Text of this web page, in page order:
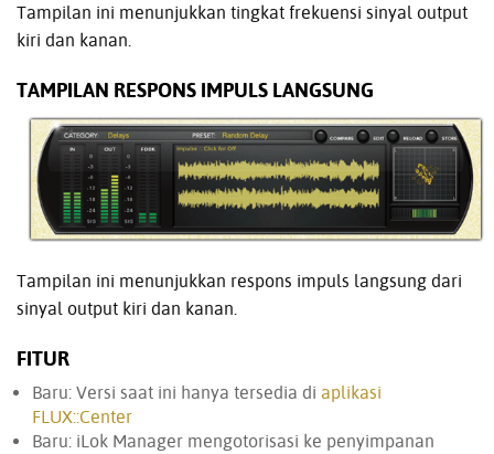
Tampilan ini menunjukkan tingkat frekuensi sinyal output
kiri dan kanan.
TAMPILAN RESPONS IMPULS LANGSUNG
Tampilan ini menunjukkan respons impuls langsung dari
sinyal output kiri dan kanan.
FITUR
Baru: Versi saat ini hanya tersedia di aplikasi
FLUX::Center
Baru: iLok Manager mengotorisasi ke penyimpanan